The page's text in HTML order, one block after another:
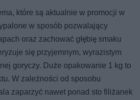
które są aktualnie w promocji w
w sposób pozwalający
oraz zachować głębię smaku
się przyjemnym, wyrazistym
goryczy. Duże opakowanie 1 kg to
W zależności od sposobu
zaparzyć nawet ponad sto filiżanek